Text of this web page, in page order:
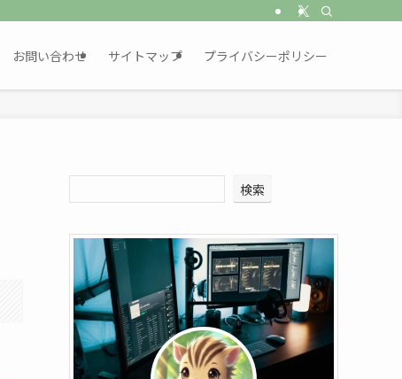
お問い合わせ サイトマップ プライバシーポリシー
検索